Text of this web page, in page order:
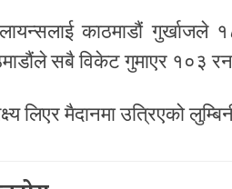
लायन्सलाई काठमाडौं
सबै विकेट गुमाएर १०३ रन
लिएर मैदानमा उत्रिएको